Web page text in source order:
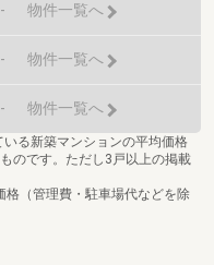
- 物件一覧へ
- 物件一覧へ
- 物件一覧へ
る新築マンションの平均価格
のです。ただし3戸以上の掲載
格（管理費・駐車場代などを除